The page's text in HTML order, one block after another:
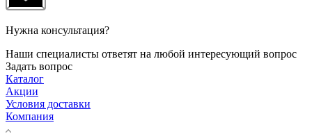
Нужна консультация?
Наши специалисты ответят на любой интересующий вопрос
Задать вопрос
Каталог
Акции
Условия доставки
Компания